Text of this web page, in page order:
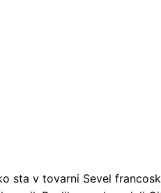
sta v tovarni Sevel